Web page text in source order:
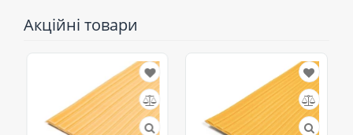
Акційні товари